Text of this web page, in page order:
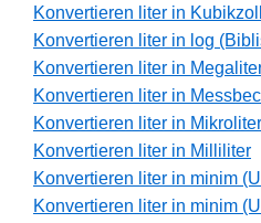
Konvertieren liter in Kubikzoll
Konvertieren liter in log
Konvertieren liter in
Konvertieren liter in
Konvertieren liter in Mikroliter
Konvertieren liter in Milliliter
Konvertieren liter in minim
Konvertieren liter in minim